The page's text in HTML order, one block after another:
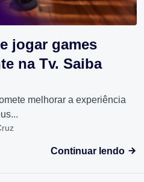
jogar games
na Tv. Saiba
melhorar a experiência
Continuar lendo